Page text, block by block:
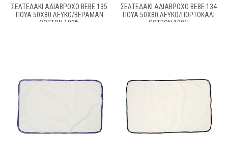
ΣΕΛΤΕΔΆΚΙ ΑΔΙΆΒΡΟΧΟ BEBE 135
ΠΟΥΆ 50X80 ΛΕΥΚΌ/ΒΕΡΑΜΆΝ
COTTON 100%
ΣΕΛΤΕΔΆΚΙ ΑΔΙΆΒΡΟΧΟ BEBE 134
ΠΟΥΆ 50X80 ΛΕΥΚΌ/ΠΟΡΤΟΚΑΛΊ
COTTON 100%